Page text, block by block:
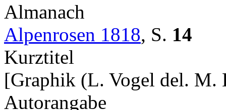
Almanach
Alpenrosen 1818, S. 14
Kurztitel
[Graphik (L. Vogel del. M.
Autorangabe